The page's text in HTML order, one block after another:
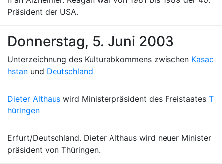
Präsident der USA.
Donnerstag, 5. Juni 2003
Unterzeichnung des Kulturabkommens zwischen Kasac
hstan und Deutschland
Dieter Althaus wird Ministerpräsident des Freistaates T
hüringen
Erfurt/Deutschland. Dieter Althaus wird neuer Minister
präsident von Thüringen.